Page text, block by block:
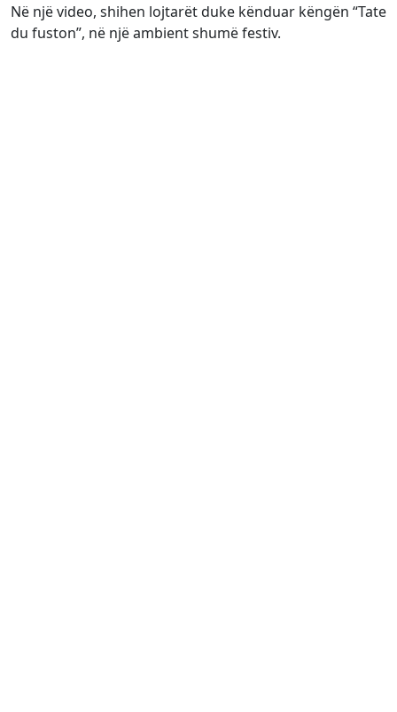
Në një video, shihen lojtarët duke kënduar këngën “Tate
du fuston”, në një ambient shumë festiv.